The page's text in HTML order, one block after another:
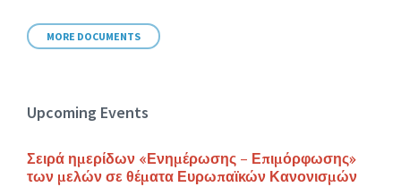
MORE DOCUMENTS
Upcoming Events
Σειρά ημερίδων «Ενημέρωσης – Επιμόρφωσης»
των μελών σε θέματα Ευρωπαϊκών Κανονισμών